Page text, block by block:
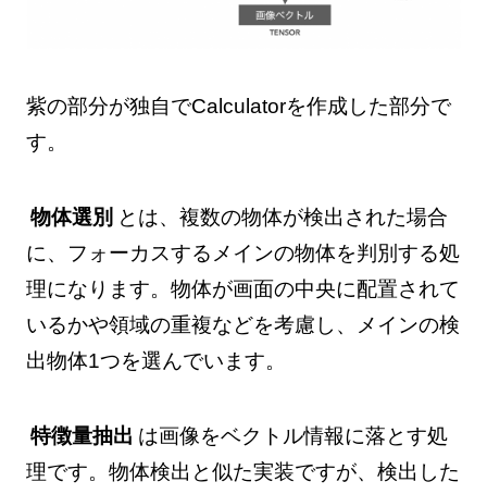
紫の部分が独自でCalculatorを作成した部分で
す。
物体選別 とは、複数の物体が検出された場合
に、フォーカスするメインの物体を判別する処
理になります。物体が画面の中央に配置されて
いるかや領域の重複などを考慮し、メインの検
出物体1つを選んでいます。
特徴量抽出 は画像をベクトル情報に落とす処
理です。物体検出と似た実装ですが、検出した